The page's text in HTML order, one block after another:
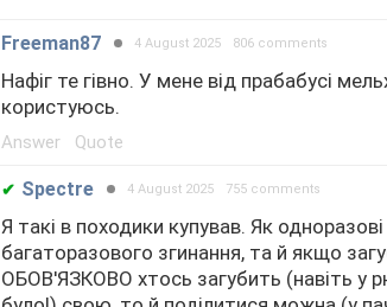
Freeman87 4 August 2025 806 comments
Нафіг те гівно. У мене від прабабусі
користуюсь.
Answer Quote
Spectre
✔ 4 August 2025 755 comments
Я такі в походики купував. Як
багаторазового згинання, та й якщо
ОБОВ'ЯЗКОВО хтось загубить (навіть у